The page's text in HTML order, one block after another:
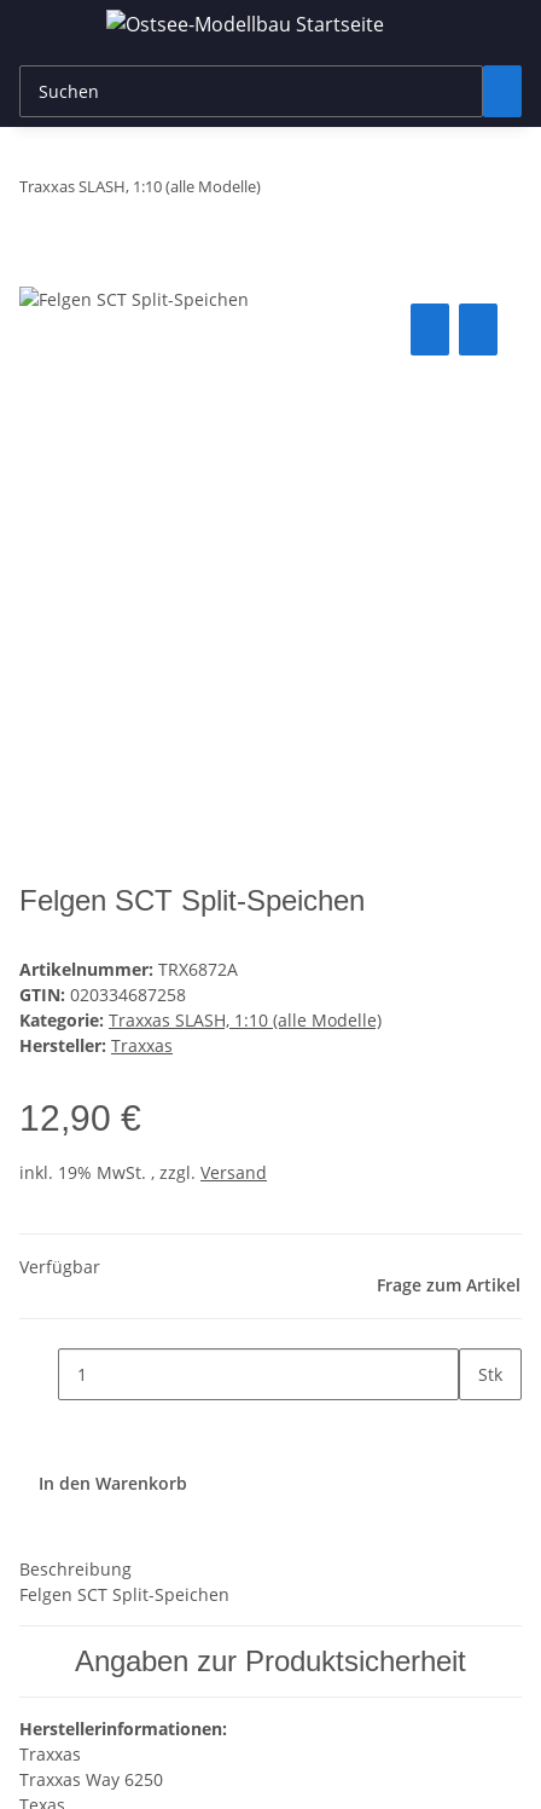
Traxxas SLASH, 1:10 (alle Modelle)
Felgen SCT Split-Speichen
Artikelnummer: TRX6872A
GTIN: 020334687258
Kategorie: Traxxas SLASH, 1:10 (alle Modelle)
Hersteller: Traxxas
12,90 €
inkl. 19% MwSt. , zzgl. Versand
Verfügbar
Frage zum Artikel
Stk
In den Warenkorb
Beschreibung
Felgen SCT Split-Speichen
Angaben zur Produktsicherheit
Herstellerinformationen:
Traxxas
Traxxas Way 6250